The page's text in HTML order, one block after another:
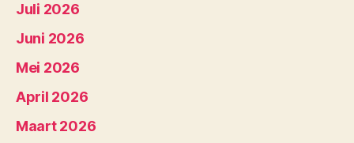
Juli 2026
Juni 2026
Mei 2026
April 2026
Maart 2026